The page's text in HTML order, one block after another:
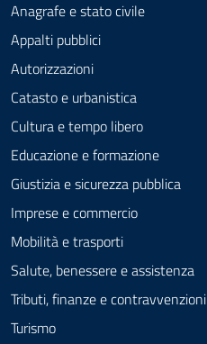
Anagrafe e stato civile
Appalti pubblici
Autorizzazioni
Catasto e urbanistica
Cultura e tempo libero
Educazione e formazione
Giustizia e sicurezza pubblica
Imprese e commercio
Mobilità e trasporti
Salute, benessere e assistenza
Tributi, finanze e contravvenzioni
Turismo